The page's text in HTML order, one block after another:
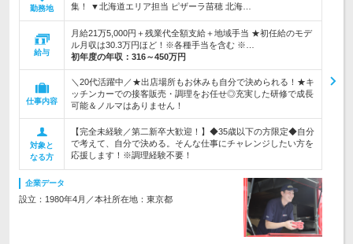
勤務地
集！ ▼北海道エリア担当 ピザーラ苗穂 北海…
給与
月給21万5,000円＋残業代全額支給＋地域手当 ★初任給のモデ
ル月収は30.3万円ほど！※各種手当を含む ※…
初年度の年収： 316～450万円
仕事内容
＼20代活躍中／★出店場所もお休みも自分で決められる！★キ
ッチンカーでの接客販売・調理をお任せ◎充実した研修で成長
可能＆ノルマはありません！
対象と
なる方
【完全未経験／第二新卒大歓迎！】◆35歳以下の方限定◆自分
で考えて、自分で決める。そんな仕事にチャレンジしたい方を
応援します！※調理経験不要！
企業データ
設立：1980年4月／本社所在地：東京都